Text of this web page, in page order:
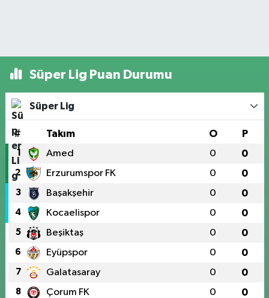
Süper Lig Puan Durumu
Süper Lig
# Takım O P
1 Amed 0 0
2 Erzurumspor FK 0 0
3 Başakşehir 0 0
4 Kocaelispor 0 0
5 Beşiktaş 0 0
6 Eyüpspor 0 0
7 Galatasaray 0 0
8 Çorum FK 0 0